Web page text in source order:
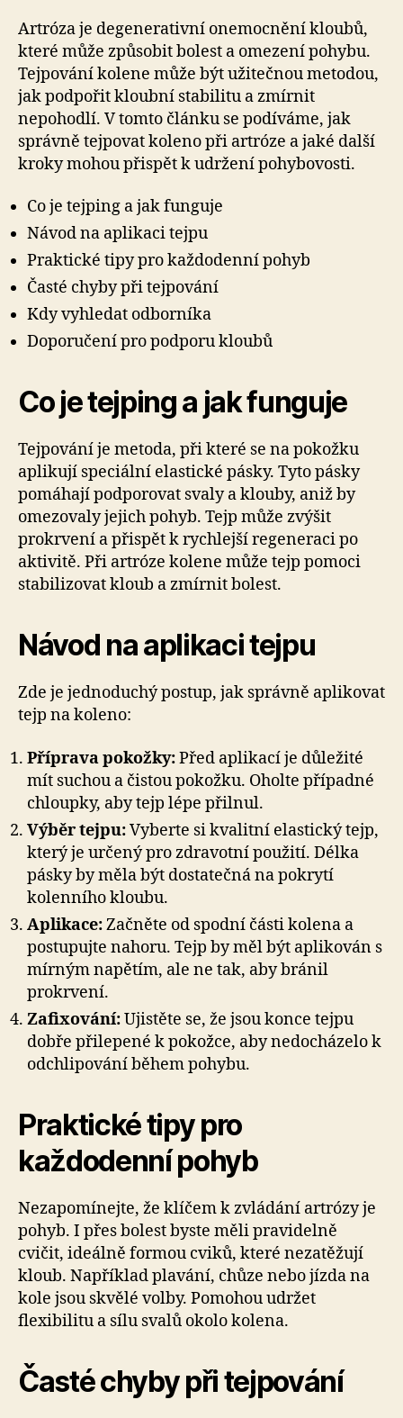
Artróza je degenerativní onemocnění kloubů,
které může způsobit bolest a omezení pohybu.
Tejpování kolene může být užitečnou metodou,
jak podpořit kloubní stabilitu a zmírnit
nepohodlí. V tomto článku se podíváme, jak
správně tejpovat koleno při artróze a jaké další
kroky mohou přispět k udržení pohybovosti.
Co je tejping a jak funguje
Návod na aplikaci tejpu
Praktické tipy pro každodenní pohyb
Časté chyby při tejpování
Kdy vyhledat odborníka
Doporučení pro podporu kloubů
Co je tejping a jak funguje
Tejpování je metoda, při které se na pokožku
aplikují speciální elastické pásky. Tyto pásky
pomáhají podporovat svaly a klouby, aniž by
omezovaly jejich pohyb. Tejp může zvýšit
prokrvení a přispět k rychlejší regeneraci po
aktivitě. Při artróze kolene může tejp pomoci
stabilizovat kloub a zmírnit bolest.
Návod na aplikaci tejpu
Zde je jednoduchý postup, jak správně aplikovat
tejp na koleno:
Příprava pokožky:Před aplikací je důležité
mít suchou a čistou pokožku. Oholte případné
chloupky, aby tejp lépe přilnul.
Výběr tejpu:Vyberte si kvalitní elastický tejp,
který je určený pro zdravotní použití. Délka
pásky by měla být dostatečná na pokrytí
kolenního kloubu.
Aplikace:Začněte od spodní části kolena a
postupujte nahoru. Tejp by měl být aplikován s
mírným napětím, ale ne tak, aby bránil
prokrvení.
Zafixování:Ujistěte se, že jsou konce tejpu
dobře přilepené k pokožce, aby nedocházelo k
odchlipování během pohybu.
Praktické tipy pro
každodenní pohyb
Nezapomínejte, že klíčem k zvládání artrózy je
pohyb. I přes bolest byste měli pravidelně
cvičit, ideálně formou cviků, které nezatěžují
kloub. Například plavání, chůze nebo jízda na
kole jsou skvělé volby. Pomohou udržet
flexibilitu a sílu svalů okolo kolena.
Časté chyby při tejpování